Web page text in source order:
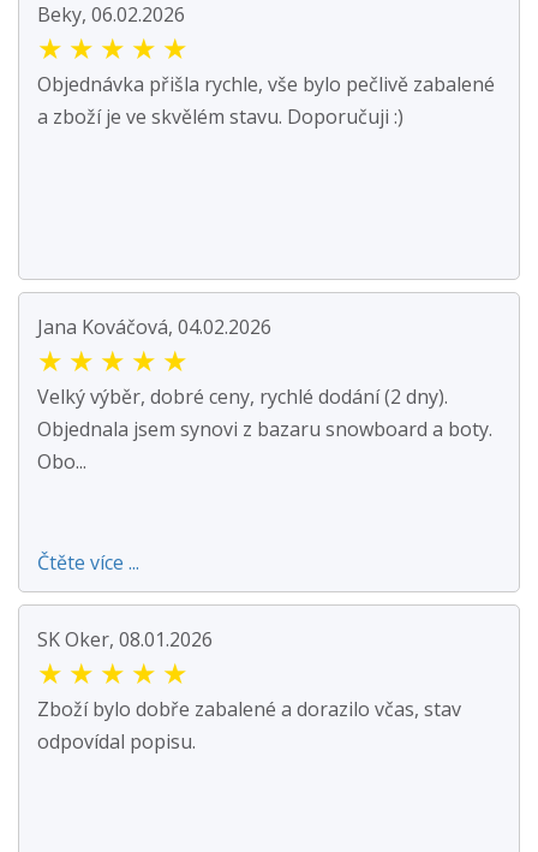
Beky, 06.02.2026
★ ★ ★ ★ ★
Objednávka přišla rychle, vše bylo pečlivě zabalené
a zboží je ve skvělém stavu. Doporučuji :)
Jana Kováčová, 04.02.2026
★ ★ ★ ★ ★
Velký výběr, dobré ceny, rychlé dodání (2 dny).
Objednala jsem synovi z bazaru snowboard a boty.
Obo...
Čtěte více ...
SK Oker, 08.01.2026
★ ★ ★ ★ ★
Zboží bylo dobře zabalené a dorazilo včas, stav
odpovídal popisu.